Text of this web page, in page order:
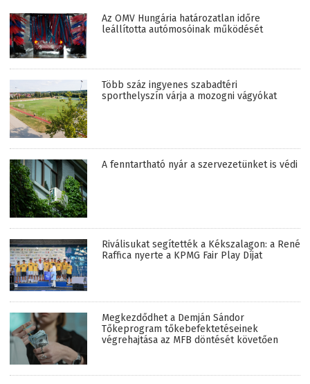
Az OMV Hungária határozatlan időre
leállította autómosóinak működését
Több száz ingyenes szabadtéri
sporthelyszín várja a mozogni vágyókat
A fenntartható nyár a szervezetünket is védi
Riválisukat segítették a Kékszalagon: a René
Raffica nyerte a KPMG Fair Play Díjat
Megkezdődhet a Demján Sándor
Tőkeprogram tőkebefektetéseinek
végrehajtása az MFB döntését követően